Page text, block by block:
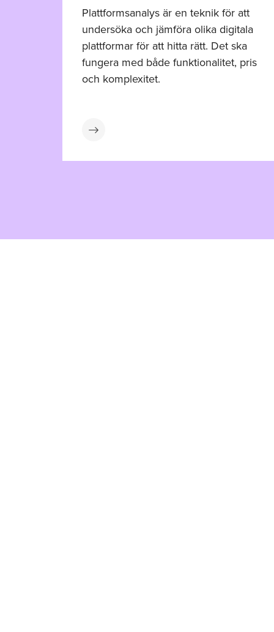
Plattformsanalys är en teknik för att
undersöka och jämföra olika digitala
plattformar för att hitta rätt. Det ska
fungera med både funktionalitet, pris
och komplexitet.